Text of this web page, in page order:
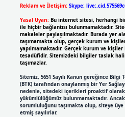
Reklam ve İletişim: Skype:
Yasal Uyarı: Bu internet sitesi, herhangi
ile hiçbir bağlantısı bulunmamaktadır.
makaleler paylaşılmaktadır. Burada yer
taşımamakta olup, gerçek kurum ve
yapılmamaktadır. Gerçek kurum ve
tesadüfidir. Sitemizdeki bilgiler taslak
taşımazlar.
Sitemiz, 5651 Sayılı Kanun gereğince
(BTK) tarafından onaylanmış bir Yer
nedenle, sitedeki içerikleri proaktif olarak
yükümlülüğümüz bulunmamaktadır.
sorumluluğunu taşımakta olup, siteye
etmiş sayılırlar.